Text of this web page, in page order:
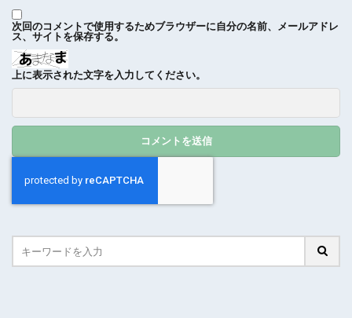
次回のコメントで使用するためブラウザーに自分の名前、メールアドレ
ス、サイトを保存する。
上に表示された文字を入力してください。